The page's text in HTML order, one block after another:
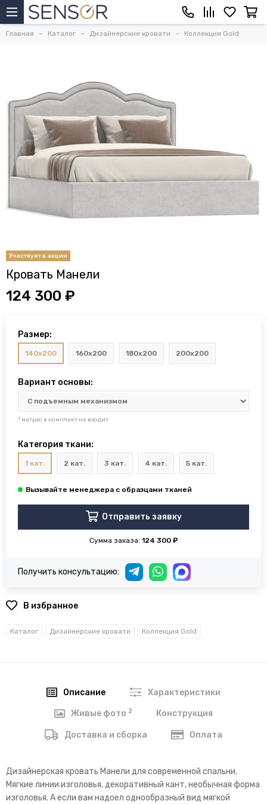
Главная Каталог Дизайнерские кровати Коллекция Gold
Кровать Манели
124 300 ₽
Размер:
140x200 160x200 180x200 200x200
Вариант основы:
* матрас в комплект не входит
Категория ткани:
1 кат. 2 кат. 3 кат. 4 кат. 5 кат.
Отправить заявку
Сумма заказа: 124 300 ₽
Получить консультацию:
В избранное
Каталог Дизайнерские кровати Коллекция Gold
Описание Характеристики
Живые фото 2 Конструкция
Доставка и сборка Оплата
Дизайнерская кровать Манели для современной спальни.
Мягкие линии изголовья, декоративный кант, необычная форма
изголовья. А если вам надоел однообразный вид мягкой